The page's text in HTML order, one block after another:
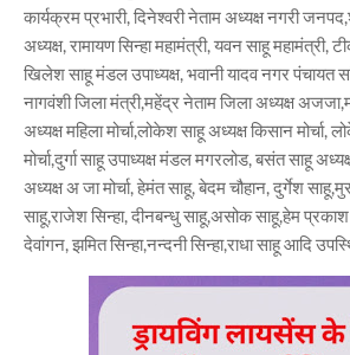
कार्यक्रम प्रभारी, दिनेश्वरी नेताम अध्यक्ष नगरी
अध्यक्ष, रामायण सिन्हा महामंत्री, यवन साहू महामंत्री,
खिलेश साहू मंडल उपाध्यक्ष, भवानी यादव नगर पंचायत
नागवंशी जिला मंत्री,महेंद्र नेताम जिला अध्यक्ष
अध्यक्ष महिला मोर्चा,लोकेश साहू अध्यक्ष किसान मोर्चा,
मोर्चा,दुर्गा साहू उपाध्यक्ष मंडल मगरलोड, बसंत साहू
अध्यक्ष अ जा मोर्चा, हेमंत साहू, बेदम चौहान, दुर्गेश
साहू,राजेश सिन्हा, दीनबन्धु साहू,असोक साहू,हेम प्रकाश
देवांगन, झमित सिन्हा,नन्दनी सिन्हा,राधा साहू आदि